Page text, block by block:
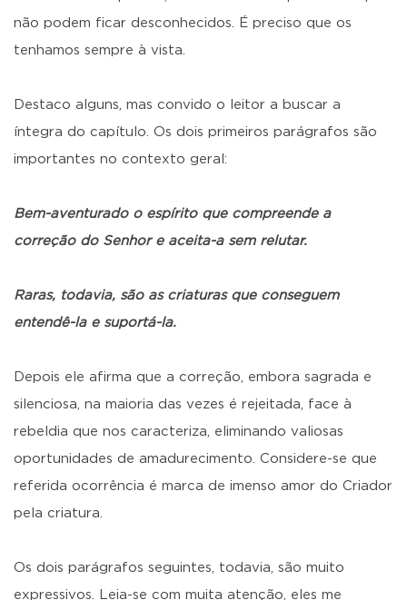
não podem ficar desconhecidos. É preciso que os
tenhamos sempre à vista.
Destaco alguns, mas convido o leitor a buscar a
íntegra do capítulo. Os dois primeiros parágrafos são
importantes no contexto geral:
Bem-aventurado o espírito que compreende a
correção do Senhor e aceita-a sem relutar.
Raras, todavia, são as criaturas que conseguem
entendê-la e suportá-la.
Depois ele afirma que a correção, embora sagrada e
silenciosa, na maioria das vezes é rejeitada, face à
rebeldia que nos caracteriza, eliminando valiosas
oportunidades de amadurecimento. Considere-se que
referida ocorrência é marca de imenso amor do Criador
pela criatura.
Os dois parágrafos seguintes, todavia, são muito
expressivos. Leia-se com muita atenção, eles me